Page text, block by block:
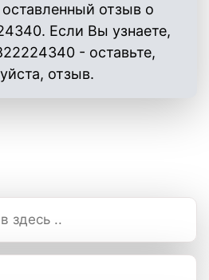
отзыв о
Если Вы узнаете,
- оставьте,
отзыв.